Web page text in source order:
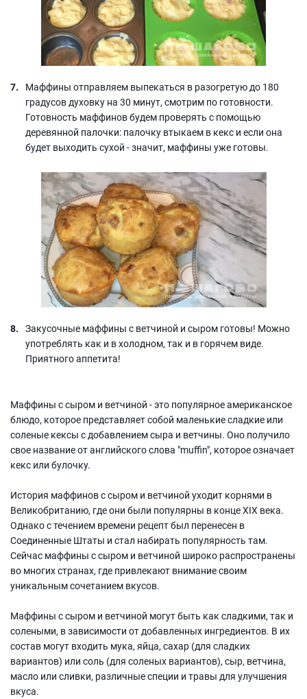
Маффины отправляем выпекаться в разогретую до 180
градусов духовку на 30 минут, смотрим по готовности.
Готовность маффинов будем проверять с помощью
деревянной палочки: палочку втыкаем в кекс и если она
будет выходить сухой - значит, маффины уже готовы.
Закусочные маффины с ветчиной и сыром готовы! Можно
употреблять как и в холодном, так и в горячем виде.
Приятного аппетита!
Маффины с сыром и ветчиной - это популярное американское
блюдо, которое представляет собой маленькие сладкие или
соленые кексы с добавлением сыра и ветчины. Оно получило
свое название от английского слова "muffin", которое означает
кекс или булочку.
История маффинов с сыром и ветчиной уходит корнями в
Великобританию, где они были популярны в конце XIX века.
Однако с течением времени рецепт был перенесен в
Соединенные Штаты и стал набирать популярность там.
Сейчас маффины с сыром и ветчиной широко распространены
во многих странах, где привлекают внимание своим
уникальным сочетанием вкусов.
Маффины с сыром и ветчиной могут быть как сладкими, так и
солеными, в зависимости от добавленных ингредиентов. В их
состав могут входить мука, яйца, сахар (для сладких
вариантов) или соль (для соленых вариантов), сыр, ветчина,
масло или сливки, различные специи и травы для улучшения
вкуса.